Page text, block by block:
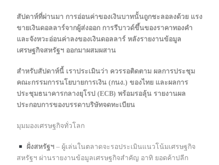
สัปดาห์ที่ผ่านมา การอ่อนค่าของเงินบาทนั้นถูกชะลอลงด้วย แรง
ขายเงินดอลลาร์จากผู้ส่งออก การรีบาวด์ขึ้นของราคาทองคำ
และจังหวะอ่อนค่าลงของเงินดอลลาร์ หลังรายงานข้อมูล
เศรษฐกิจสหรัฐฯ ออกมาผสมผสาน
สำหรับสัปดาห์นี้ เราประเมินว่า ควรรอติดตาม ผลการประชุม
คณะกรรมการนโยบายการเงิน (กนง.) ของไทย และผลการ
ประชุมธนาคารกลางยุโรป (ECB) พร้อมรอลุ้น รายงานผล
ประกอบการของบรรดาบริษัทจดทะเบียน
มุมมองเศรษฐกิจทั่วโลก
ฝั่งสหรัฐฯ– ผู้เล่นในตลาดจะรอประเมินแนวโน้มเศรษฐกิจ
สหรัฐฯ ผ่านรายงานข้อมูลเศรษฐกิจสำคัญ อาทิ ยอดค้าปลีก